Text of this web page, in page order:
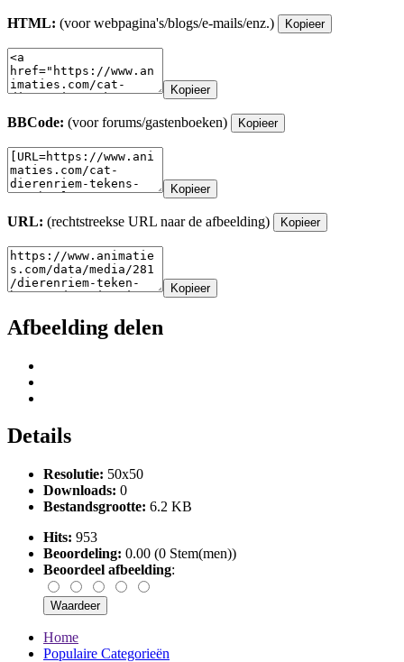
HTML: (voor webpagina's/blogs/e-mails/enz.) Kopieer
Kopieer
BBCode: (voor forums/gastenboeken) Kopieer
Kopieer
URL: (rechtstreekse URL naar de afbeelding) Kopieer
Kopieer
Afbeelding delen
Details
Resolutie: 50x50
Downloads: 0
Bestandsgrootte: 6.2 KB
Hits: 953
Beoordeling: 0.00 (0 Stem(men))
Beoordeel afbeelding:
Home
Populaire Categorieën